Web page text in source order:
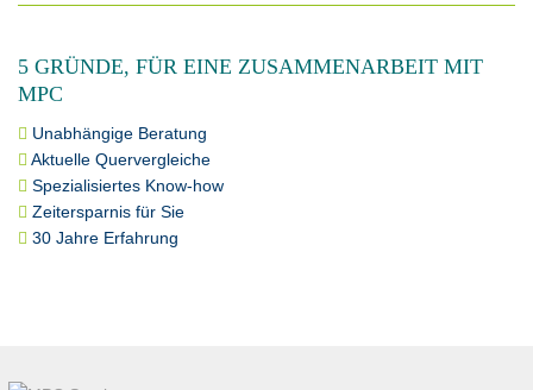
5 GRÜNDE, FÜR EINE ZUSAMMENARBEIT MIT
MPC
Unabhängige Beratung
Aktuelle Quervergleiche
Spezialisiertes Know-how
Zeitersparnis für Sie
30 Jahre Erfahrung